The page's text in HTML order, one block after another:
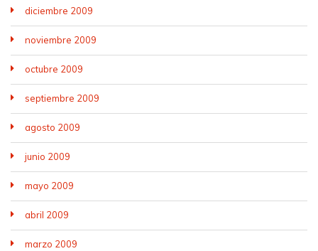
diciembre 2009
noviembre 2009
octubre 2009
septiembre 2009
agosto 2009
junio 2009
mayo 2009
abril 2009
marzo 2009